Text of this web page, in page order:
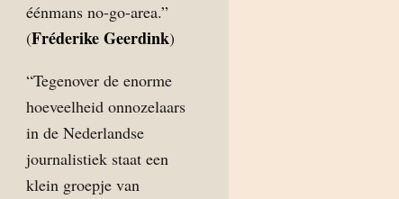
éénmans no-go-area.”
(Fréderike Geerdink)
“Tegenover de enorme
hoeveelheid onnozelaars
in de Nederlandse
journalistiek staat een
klein groepje van